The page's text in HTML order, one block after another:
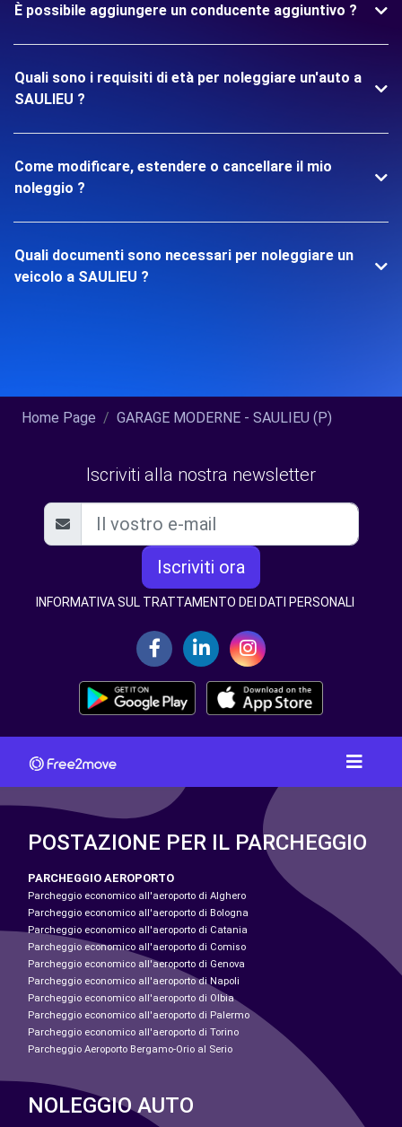
È possibile aggiungere un conducente aggiuntivo ?
Quali sono i requisiti di età per noleggiare un'auto a
SAULIEU ?
Come modificare, estendere o cancellare il mio
noleggio ?
Quali documenti sono necessari per noleggiare un
veicolo a SAULIEU ?
Home Page GARAGE MODERNE - SAULIEU (P)
Iscriviti alla nostra newsletter
Iscriviti ora
INFORMATIVA SUL TRATTAMENTO DEI DATI PERSONALI
POSTAZIONE PER IL PARCHEGGIO
PARCHEGGIO AEROPORTO
Parcheggio economico all'aeroporto di Alghero
Parcheggio economico all'aeroporto di Bologna
Parcheggio economico all'aeroporto di Catania
Parcheggio economico all'aeroporto di Comiso
Parcheggio economico all'aeroporto di Genova
Parcheggio economico all'aeroporto di Napoli
Parcheggio economico all'aeroporto di Olbia
Parcheggio economico all'aeroporto di Palermo
Parcheggio economico all'aeroporto di Torino
Parcheggio Aeroporto Bergamo-Orio al Serio
NOLEGGIO AUTO